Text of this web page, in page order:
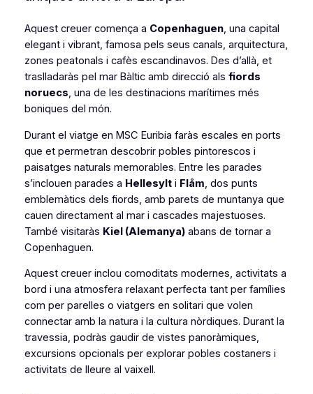
Aquest creuer comença a Copenhaguen, una capital
elegant i vibrant, famosa pels seus canals, arquitectura,
zones peatonals i cafès escandinavos. Des d’allà, et
traslladaràs pel mar Bàltic amb direcció als fiords
noruecs, una de les destinacions marítimes més
boniques del món.
Durant el viatge en MSC Euribia faràs escales en ports
que et permetran descobrir pobles pintorescos i
paisatges naturals memorables. Entre les parades
s’inclouen parades a Hellesylti Flåm, dos punts
emblemàtics dels fiords, amb parets de muntanya que
cauen directament al mar i cascades majestuoses.
També visitaràs Kiel (Alemanya)abans de tornar a
Copenhaguen.
Aquest creuer inclou comoditats modernes, activitats a
bord i una atmosfera relaxant perfecta tant per famílies
com per parelles o viatgers en solitari que volen
connectar amb la natura i la cultura nòrdiques. Durant la
travessia, podràs gaudir de vistes panoràmiques,
excursions opcionals per explorar pobles costaners i
activitats de lleure al vaixell.